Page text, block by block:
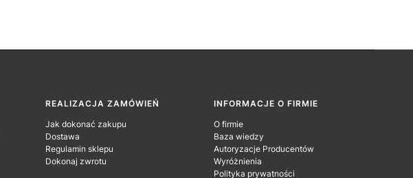
REALIZACJA ZAMÓWIEŃ
Jak dokonać zakupu
Dostawa
Regulamin sklepu
Dokonaj zwrotu
INFORMACJE O FIRMIE
O firmie
Baza wiedzy
Autoryzacje Producentów
Wyróżnienia
Polityka prywatności